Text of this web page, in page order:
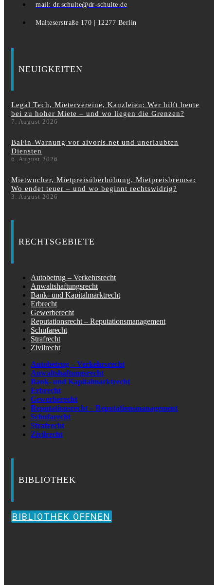
mail: dr.schulte@dr-schulte.de
Malteserstraße 170 | 12277 Berlin
NEUIGKEITEN
Legal Tech, Mietervereine, Kanzleien: Wer hilft heute
bei zu hoher Miete – und wo liegen die Grenzen?
7. August 2026
BaFin-Warnung vor aivoris.net und unerlaubten
Diensten
6. August 2026
Mietwucher, Mietpreisüberhöhung, Mietpreisbremse:
Wo endet teuer – und wo beginnt rechtswidrig?
3. August 2026
RECHTSGEBIETE
Autobetrug – Verkehrsrecht
Anwaltshaftungsrecht
Bank- und Kapitalmarktrecht
Erbrecht
Gewerberecht
Reputationsrecht – Reputationsmanagement
Schufarecht
Strafrecht
Zivilrecht
Autobetrug – Verkehrsrecht
Anwaltshaftungsrecht
Bank- und Kapitalmarktrecht
Erbrecht
Gewerberecht
Reputationsrecht – Reputationsmanagement
Schufarecht
Strafrecht
Zivilrecht
BIBLIOTHEK
BIBLIOTHEK ÖFFNEN